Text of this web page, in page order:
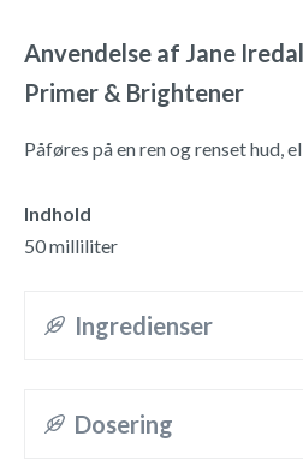
Anvendelse af Jane
Primer & Brightener
Påføres på en ren og renset hud,
Indhold
50 milliliter
Ingredienser
Dosering